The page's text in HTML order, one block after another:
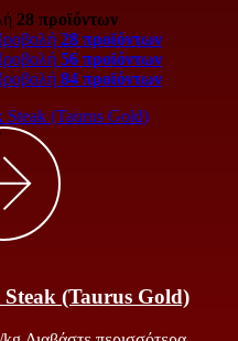
28 προϊόντων
28 προϊόντων
56 προϊόντων
84 προϊόντων
(Taurus Gold)